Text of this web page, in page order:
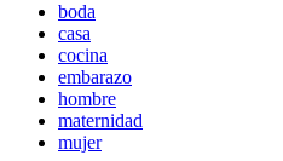
boda
casa
cocina
embarazo
hombre
maternidad
mujer